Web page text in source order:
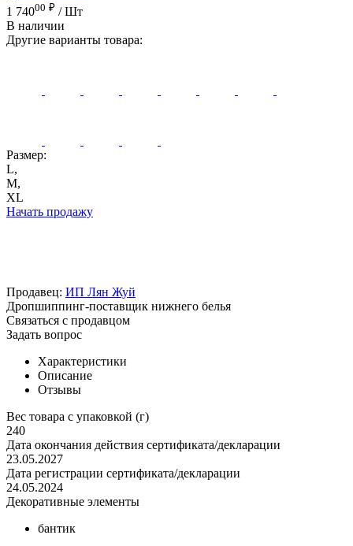
1 74000 ₽ / Шт
В наличии
Другие варианты товара:
Размер:
L,
M,
XL
Начать продажу
Продавец: ИП Лян Жуй
Дропшиппинг-поставщик нижнего белья
Связаться с продавцом
Задать вопрос
Характеристики
Описание
Отзывы
Вес товара с упаковкой (г)
240
Дата окончания действия сертификата/декларации
23.05.2027
Дата регистрации сертификата/декларации
24.05.2024
Декоративные элементы
бантик